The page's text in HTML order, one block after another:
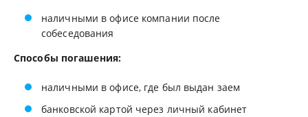
наличными в офисе компании после
собеседования
Способы погашения:
наличными в офисе, где был выдан заем
банковской картой через личный кабинет